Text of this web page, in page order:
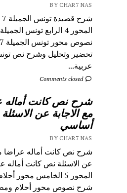
BY CHAR7 NAS
المحور 4 الرابع تونس
تحضير وتحليل وشرح نص
عربية...
Comments closed
شرح نص كانت أماله
مع الاجابة عن الاسئلة
أساسي
BY CHAR7 NAS
شرح نص كانت أماله عراضا
عن الاسئلة نص كانت أماله
المحور 5 الخامس محور
شرح نصوص محور أحلام